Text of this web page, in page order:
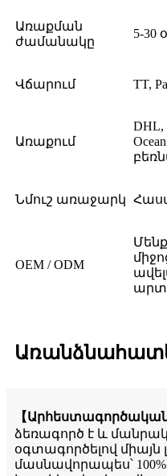
Առաքման
ժամանակը
5-
Վճարում TT,
Առաքում
DHL,
Նմուշ առաջարկ
OEM / ODM
【Արհեստագործական
ձեռագործ է և
օգտագործելով միայն
մասնավորապես՝